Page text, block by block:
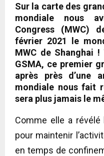
Sur la carte des
mondiale nous
Congress (MWC)
février 2021 le
MWC de Shanghai
GSMA, ce premier
après près d’une
mondiale nous fait
sera plus jamais le
Comme elle a
pour maintenir
en temps de